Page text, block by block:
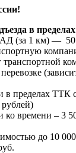
в
(за 1 км) — 50
транспортной
в пределах ТТК
ко времени – 3
до 10